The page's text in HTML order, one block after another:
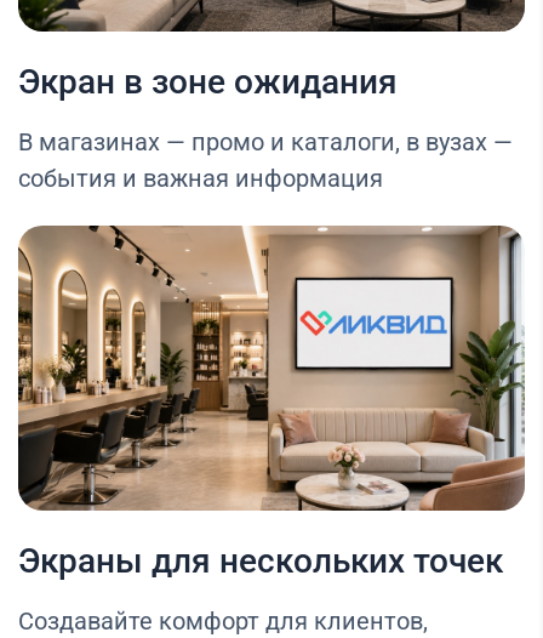
Экран в зоне ожидания
В магазинах — промо и каталоги, в вузах —
события и важная информация
Экраны для нескольких точек
Создавайте комфорт для клиентов,